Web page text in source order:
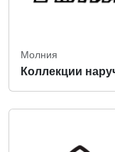
Молния
Коллекции